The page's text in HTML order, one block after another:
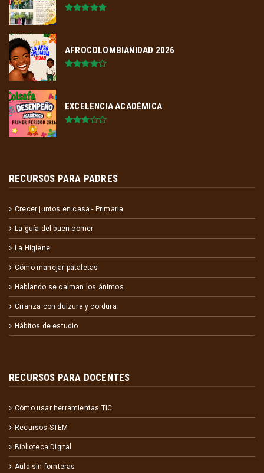
AFROCOLOMBIANIDAD 2026
EXCELENCIA ACADÉMICA
RECURSOS PARA PADRES
Crecer juntos en casa - Primaria
La guía del buen comer
La Higiene
Cómo manejar pataletas
Hablando se calman los ánimos
Crianza con dulzura y cordura
Hábitos de estudio
RECURSOS PARA DOCENTES
Cómo usar herramientas TIC
Recursos STEM
Biblioteca Digital
Aula sin fornteras